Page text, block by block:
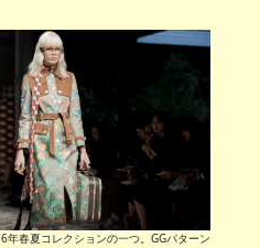
春夏コレクションの一つ。GGパターン
統と幻想が交差するコレクション。シ